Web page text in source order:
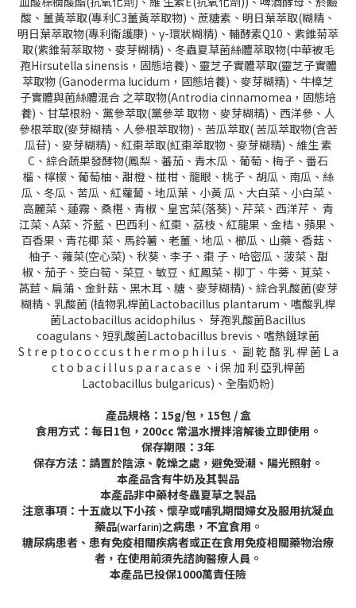
酸、薑黃萃取(專利C3薑黃萃取物)、蔗糖素、明日葉萃取(糊精、
明日葉萃取物(專利衛護康)、γ-環狀糊精)、輔酵素Q10、紫錐菊萃
取(紫錐菊萃取物、麥芽糊精)、冬蟲夏草菌絲體萃取物(中華被毛
孢Hirsutella sinensis，固態培養)、靈芝子實體萃取(靈芝子實體
萃取物 (Ganoderma lucidum，固態培養)、麥芽糊精)、牛樟芝
子實體與菌絲體混合 之萃取物(Antrodia cinnamomea，固態培
養)、甘草根粉、黨參萃取(黨參萃 取物、麥芽糊精)、西洋參、人
參根萃取(麥芽糊精、人參根萃取物)、苦瓜萃取( 苦瓜萃取物(含苦
瓜苷)、麥芽糊精)、紅棗萃取(紅棗萃取物、麥芽糊精)、維生 素
C、綜合蔬果發酵物(鳳梨、蕃茄、青木瓜、葡萄、梅子、番石
榴、檸檬、葡萄柚、甜橙、椪柑、龍眼、桃子、胡瓜、南瓜、絲
瓜、冬瓜、苦瓜、紅蘿蔔、地瓜葉、小黃 瓜、大白菜、小白菜、
高麗菜、蓮霧、桑椹、青椒、皇宮菜(落葵)、芹菜、西洋芹、 青
江菜、A菜、芥藍、巴西利、紅棗、荔枝、紅龍果、金桔、蘋果、
百香果、青花椰 菜、馬鈴薯、老薑、地瓜、櫛瓜、山藥、香菇、
柚子、蕹菜(空心菜)、秋葵、李子、棗 子、哈密瓜、菠菜、甜
椒、茄子、筊白筍、菜豆、敏豆、紅鳳菜、柳丁、牛蒡、莧菜、
萵苣、扁蒲、金針菇、黑木耳、糖、麥芽糊精)、綜合乳酸菌(麥芽
糊精、乳酸菌 (植物乳桿菌Lactobacillus plantarum、嗜酸乳桿
菌Lactobacillus acidophilus、 芽孢乳酸菌Bacillus
coagulans、短乳酸菌Lactobacillus brevis、嗜熱鏈球菌
S t r e p t o c o c c u s t h e r m o p h i l u s 、 副 乾 酪 乳 桿 菌 L a
c t o b a c i l l u s p a r a c a s e 、i 保 加 利 亞乳桿菌
Lactobacillus bulgaricus)、全脂奶粉)
產品規格：15g/包，15包 / 盒
食用方式： 每日1包，200cc 常溫水攪拌溶解後立即使用。
保存期限：3年
保存方法：請置於陰涼、乾燥之處，避免受潮、陽光照射。
本產品含有牛奶及其製品
本產品非中藥材冬蟲夏草之製品
注意事項：十五歲以下小孩、懷孕或哺乳期間婦女及服用抗凝血
藥品(warfarin)之病患，不宜食用。
糖尿病患者、患有免疫相關疾病者或正在食用免疫相關藥物治療
者，在使用前須先諮詢醫療人員。
本產品已投保1000萬責任險